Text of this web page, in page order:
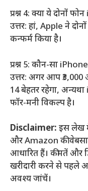
प्रश्न 4: क्या ये दोनों
उत्तर: हां, Apple ने
कन्फर्म किया है।
प्रश्न 5: कौन-सा
उत्तर: अगर आप
14 बेहतर रहेगा,
फॉर-मनी विकल्प है।
Disclaimer: इस लेख
और Amazon की
आधारित हैं। कीमतें और
खरीदारी करने से पहले
अवश्य जांचें।